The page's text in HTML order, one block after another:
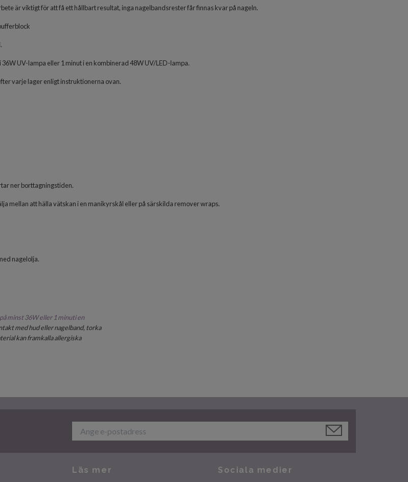
är viktigt för att få ett hållbart resultat, inga nagelbandsrester får finnas kvar på nageln.
UV-lampa eller 1 minut i en kombinerad 48W UV/LED-lampa.
varje lager enligt instruktionerna ovan.
ner borttagningstiden.
mellan att hälla vätskan i en manikyrskål eller på särskilda remover wraps.
nagelolja.
minst 36W eller 1 minuti en
med hud eller nagelband, torka
kan framkalla allergiska
Läs mer Sociala medier